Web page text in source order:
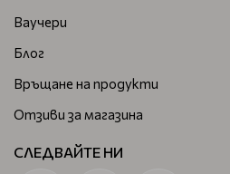
Ваучери
Блог
Връщане на продукти
Отзиви за магазина
СЛЕДВАЙТЕ НИ